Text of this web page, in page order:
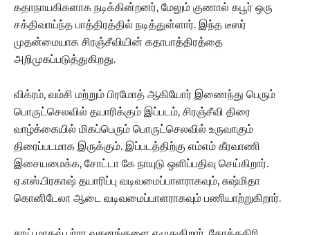
கதாநாயகிகளாக நடிக்கின்றனர், மேலும் குணால் கபூர் ஒரு
சக்திவாய்ந்த பாத்திரத்தில் நடித்துள்ளார். இந்த டீஸர்
முதன்மையாக சிரஞ்சீவியின் கதாபாத்திரத்தை
அறிமுகப்படுத்துகிறது.
விக்ரம், வம்சி மற்றும் பிரமோத் ஆகியோர் இணைந்து பெரும்
பொருட்செலவில் தயாரிக்கும் இப்படம், சிரஞ்சீவி திரை
வாழ்க்கையில் மிகப்பெரும் பொருட்செலவில் உருவாகும்
திரைப்படமாக இருக்கும். இப்படத்திற்கு எம்எம் கீரவாணி
இசையமைக்க, சோட்டா கே நாயுடு ஒளிப்பதிவு செய்கிறார்.
ஏ.எஸ்.பிரகாஷ் தயாரிப்பு வடிவமைப்பாளராகவும், சுஷ்மிதா
கொனிடேலா ஆடை வடிவமைப்பாளராகவும் பணியாற்றுகிறார்.